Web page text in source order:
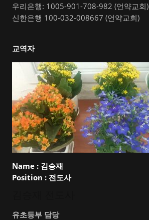
우리은행: 1005-901-708-982 (언약교회)
신한은행 100-032-008667 (언약교회)
교역자
Name : 김승재
Position : 전도사
유초등부 담당